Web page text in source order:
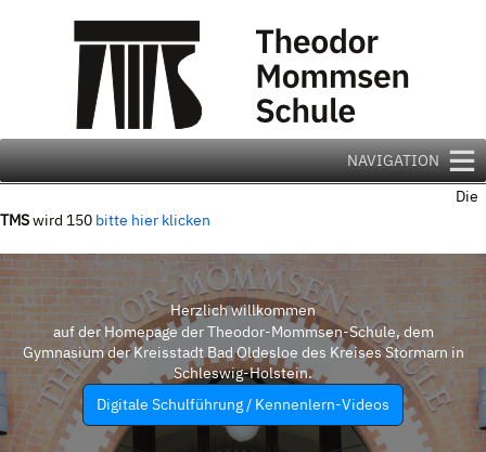
NAVIGATION
Die
TMSwird 150 bitte hier klicken
Herzlich willkommen
auf der Homepage der Theodor-Mommsen-Schule, dem
Gymnasium der Kreisstadt Bad Oldesloe des Kreises Stormarn in
Schleswig-Holstein.
Digitale Schulführung / Kennenlern-Videos